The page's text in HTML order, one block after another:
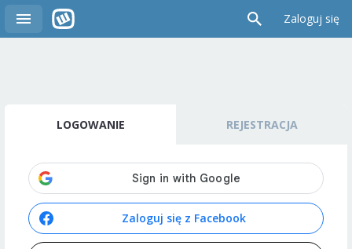
Zaloguj się
LOGOWANIE REJESTRACJA
Zaloguj się z Facebook